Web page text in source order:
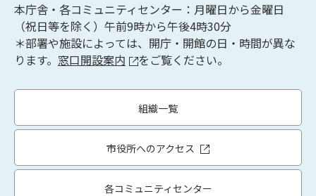
本庁舎・各コミュニティセンター：月曜日から金曜日
（祝日等を除く）午前9時から午後4時30分
＊部署や施設によっては、開庁・開館の日・時間が異な
ります。 窓口開設案内 をご覧ください。
組織一覧
市役所へのアクセス
各コミュニティセンター